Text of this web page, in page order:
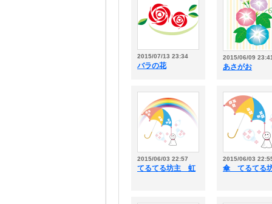
2015/07/13 23:34
バラの花
2015/06/09
あさがお
2015/06/03 22:57
てるてる坊主 虹
2015/06/03
傘 てるてる